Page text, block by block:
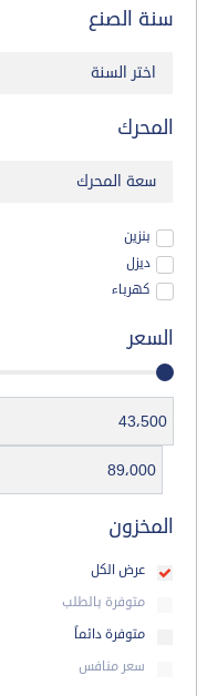
سنة الصنع
المحرك
بنزين
ديزل
كهرباء
السعر
المخزون
عرض الكل
متوفرة بالطلب
متوفرة دائماً
سعر منافس